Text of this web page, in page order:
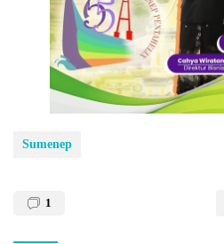
Sumenep
1